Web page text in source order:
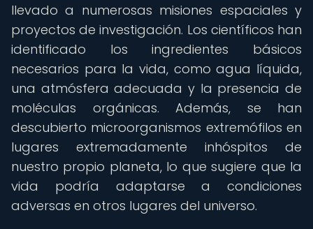
llevado a numerosas misiones espaciales y
proyectos de investigación. Los científicos han
identificado los ingredientes básicos
necesarios para la vida, como agua líquida,
una atmósfera adecuada y la presencia de
moléculas orgánicas. Además, se han
descubierto microorganismos extremófilos en
lugares extremadamente inhóspitos de
nuestro propio planeta, lo que sugiere que la
vida podría adaptarse a condiciones
adversas en otros lugares del universo.